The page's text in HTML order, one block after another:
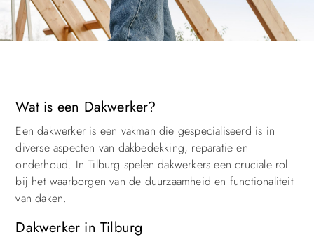
Wat is een Dakwerker?
Een dakwerker is een vakman die gespecialiseerd is in
diverse aspecten van dakbedekking, reparatie en
onderhoud. In Tilburg spelen dakwerkers een cruciale rol
bij het waarborgen van de duurzaamheid en functionaliteit
van daken.
Dakwerker in Tilburg